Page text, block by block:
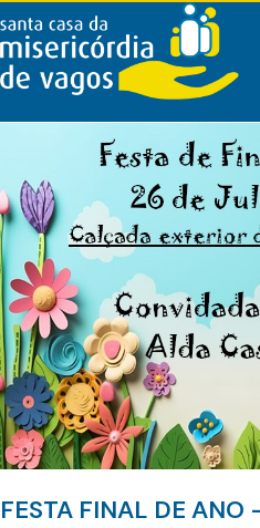
FESTA FINAL DE ANO